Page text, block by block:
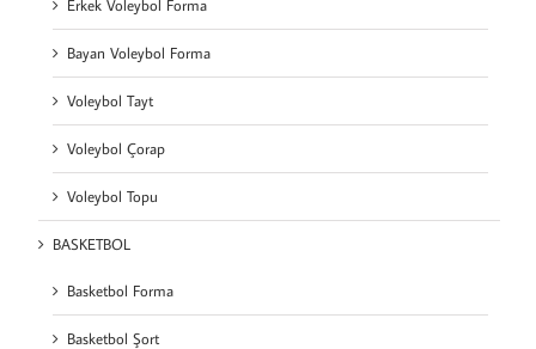
Erkek Voleybol Forma
Bayan Voleybol Forma
Voleybol Tayt
Voleybol Çorap
Voleybol Topu
BASKETBOL
Basketbol Forma
Basketbol Şort